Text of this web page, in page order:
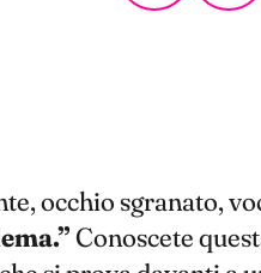
occhio sgranato,
Conoscete